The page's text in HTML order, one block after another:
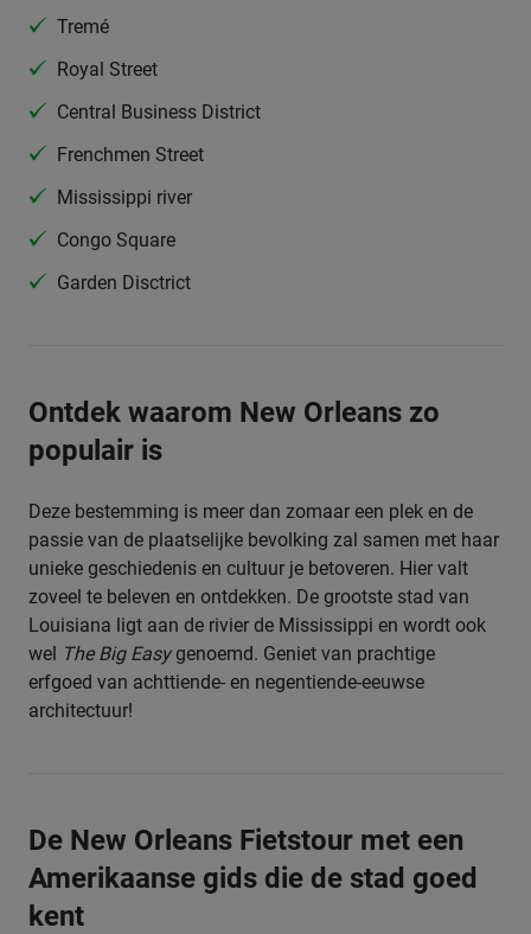
Tremé
Royal Street
Central Business District
Frenchmen Street
Mississippi river
Congo Square
Garden Disctrict
Ontdek waarom New Orleans zo
populair is
Deze bestemming is meer dan zomaar een plek en de
passie van de plaatselijke bevolking zal samen met haar
unieke geschiedenis en cultuur je betoveren. Hier valt
zoveel te beleven en ontdekken. De grootste stad van
Louisiana ligt aan de rivier de Mississippi en wordt ook
wel The Big Easygenoemd. Geniet van prachtige
erfgoed van achttiende- en negentiende-eeuwse
architectuur!
De New Orleans Fietstour met een
Amerikaanse gids die de stad goed
kent